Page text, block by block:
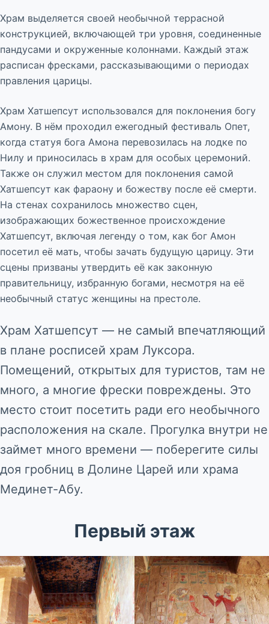
Храм выделяется своей необычной террасной
конструкцией, включающей три уровня, соединенные
пандусами и окруженные колоннами. Каждый этаж
расписан фресками, рассказывающими о периодах
правления царицы.
Храм Хатшепсут использовался для поклонения богу
Амону. В нём проходил ежегодный фестиваль Опет,
когда статуя бога Амона перевозилась на лодке по
Нилу и приносилась в храм для особых церемоний.
Также он служил местом для поклонения самой
Хатшепсут как фараону и божеству после её смерти.
На стенах сохранилось множество сцен,
изображающих божественное происхождение
Хатшепсут, включая легенду о том, как бог Амон
посетил её мать, чтобы зачать будущую царицу. Эти
сцены призваны утвердить её как законную
правительницу, избранную богами, несмотря на её
необычный статус женщины на престоле.
Храм Хатшепсут — не самый впечатляющий
в плане росписей храм Луксора.
Помещений, открытых для туристов, там не
много, а многие фрески повреждены. Это
место стоит посетить ради его необычного
расположения на скале. Прогулка внутри не
займет много времени — поберегите силы
доя гробниц в Долине Царей или храма
Мединет-Абу.
Первый этаж